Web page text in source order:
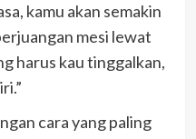
kamu akan semakin
mesi lewat
harus kau tinggalkan,
cara yang paling